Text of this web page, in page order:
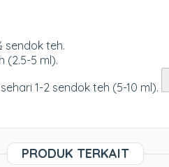
sendok teh.
(2.5-5 ml).
sehari 1-2 sendok teh (5-10 ml).
PRODUK TERKAIT